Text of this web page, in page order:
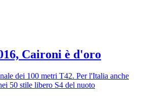
Caironi è d'oro
dei 100 metri T42. Per l'Italia anche
50 stile libero S4 del nuoto